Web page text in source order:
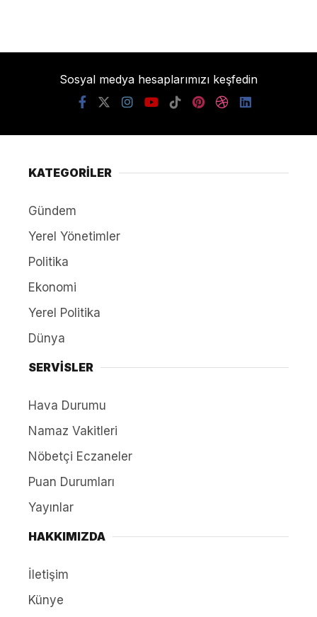
Sosyal medya hesaplarımızı keşfedin
KATEGORİLER
Gündem
Yerel Yönetimler
Politika
Ekonomi
Yerel Politika
Dünya
SERVİSLER
Hava Durumu
Namaz Vakitleri
Nöbetçi Eczaneler
Puan Durumları
Yayınlar
HAKKIMIZDA
İletişim
Künye